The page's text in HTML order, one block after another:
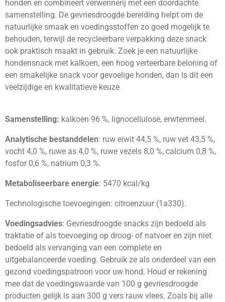
honden en combineert verwennerij met een doordachte
samenstelling. De gevriesdroogde bereiding helpt om de
natuurlijke smaak en voedingsstoffen zo goed mogelijk te
behouden, terwijl de recycleerbare verpakking deze snack
ook praktisch maakt in gebruik. Zoek je een natuurlijke
hondensnack met kalkoen, een hoog verteerbare beloning of
een smakelijke snack voor gevoelige honden, dan is dit een
veelzijdige en kwalitatieve keuze
Samenstelling: kalkoen 96 %, lignocellulose, erwtenmeel.
Analytische bestanddelen: ruw eiwit 44,5 %, ruw vet 43,5 %,
vocht 4,0 %, ruwe as 4,0 %, ruwe vezels 8,0 %, calcium 0,8 %,
fosfor 0,6 %, natrium 0,3 %.
Metaboliseerbare energie: 5470 kcal/kg
Technologische toevoegingen: citroenzuur (1a330).
Voedingsadvies: Gevriesdroogde snacks zijn bedoeld als
traktatie of als toevoeging op droog- of natvoer en zijn niet
bedoeld als vervanging van een complete en
uitgebalanceerde voeding. Gebruik ze als onderdeel van een
gezond voedingspatroon voor uw hond. Houd er rekening
mee dat de voedingswaarde van 100 g gevriesdroogde
producten gelijk is aan 300 g vers rauw vlees. Zoals bij alle